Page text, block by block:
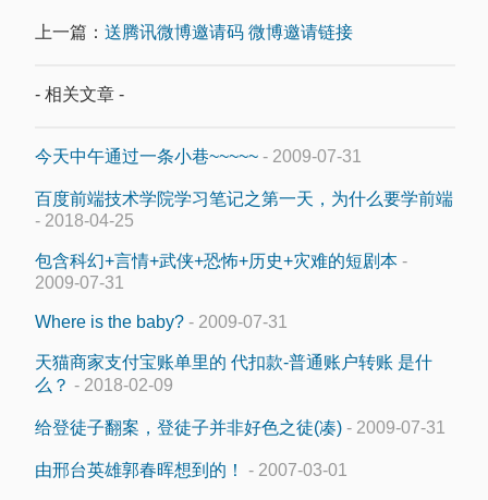
上一篇： 送腾讯微博邀请码 微博邀请链接
- 相关文章 -
今天中午通过一条小巷~~~~~ - 2009-07-31
百度前端技术学院学习笔记之第一天，为什么要学前端
- 2018-04-25
包含科幻+言情+武侠+恐怖+历史+灾难的短剧本 -
2009-07-31
Where is the baby? - 2009-07-31
天猫商家支付宝账单里的 代扣款-普通账户转账 是什
么？ - 2018-02-09
给登徒子翻案，登徒子并非好色之徒(凑) - 2009-07-31
由邢台英雄郭春晖想到的！ - 2007-03-01